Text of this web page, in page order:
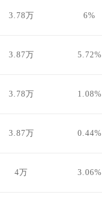
3.78万 6%
3.87万 5.72%
3.78万 1.08%
3.87万 0.44%
4万 3.06%